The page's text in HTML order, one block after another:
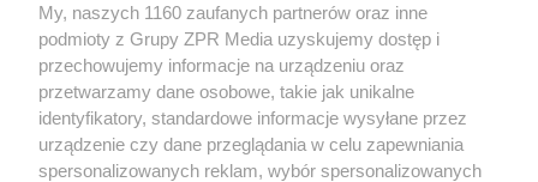
Żaden utwór zamieszczony w serwisie nie może być powielany i
rozpowszechniany lub dalej rozpowszechniany w jakikolwiek sposób (w
tym także elektroniczny lub mechaniczny) na jakimkolwiek polu
eksploatacji w jakiejkolwiek formie, włącznie z umieszczaniem w
Internecie bez pisemnej zgody właściciela praw. Jakiekolwiek użycie lub
wykorzystanie utworów w całości lub w części z naruszeniem prawa,
tzn. bez właściwej zgody, jest zabronione pod groźbą kary i może być
ścigane prawnie.
My, naszych 1160 zaufanych partnerów oraz inne
podmioty z Grupy ZPR Media uzyskujemy dostęp i
przechowujemy informacje na urządzeniu oraz
przetwarzamy dane osobowe, takie jak unikalne
identyfikatory, standardowe informacje wysyłane przez
urządzenie czy dane przeglądania w celu zapewniania
spersonalizowanych reklam, wybór spersonalizowanych